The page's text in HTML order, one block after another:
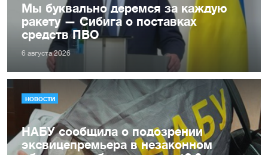
Мы буквально деремся за каждую
ракету — Сибига о поставках
средств ПВО
6 августа 2026
НОВОСТИ
НАБУ сообщила о подозрении
эксвицепремьера в незаконном